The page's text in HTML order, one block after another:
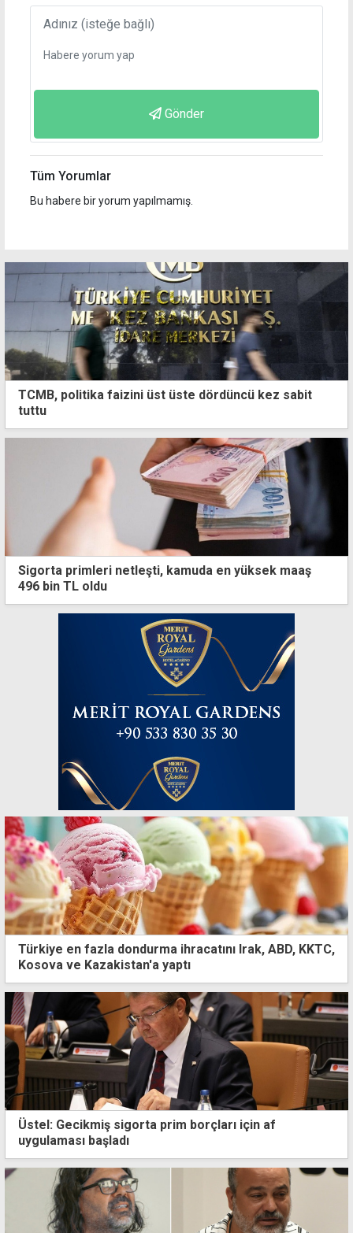
Gönder
Tüm Yorumlar
Bu habere bir yorum yapılmamış.
TCMB, politika faizini üst üste dördüncü kez sabit
tuttu
Sigorta primleri netleşti, kamuda en yüksek maaş
496 bin TL oldu
Türkiye en fazla dondurma ihracatını Irak, ABD, KKTC,
Kosova ve Kazakistan'a yaptı
Üstel: Gecikmiş sigorta prim borçları için af
uygulaması başladı